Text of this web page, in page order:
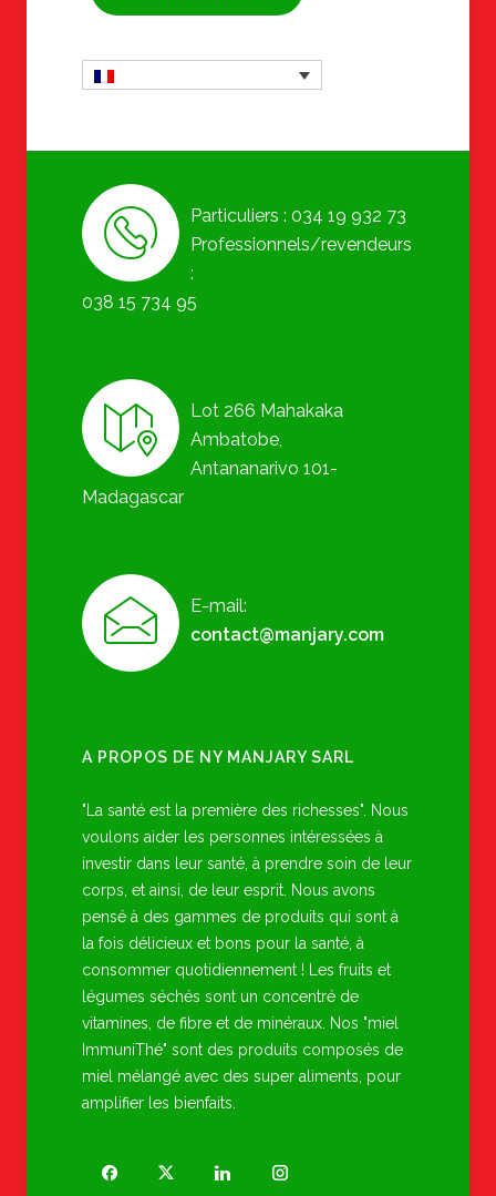
Particuliers : 034 19 932 73
Professionnels/revendeurs
:
038 15 734 95
Lot 266 Mahakaka
Ambatobe,
Antananarivo 101-
Madagascar
E-mail:
contact@manjary.com
A PROPOS DE NY MANJARY SARL
"La santé est la première des richesses". Nous
voulons aider les personnes intéressées à
investir dans leur santé, à prendre soin de leur
corps, et ainsi, de leur esprit. Nous avons
pensé à des gammes de produits qui sont à
la fois délicieux et bons pour la santé, à
consommer quotidiennement ! Les fruits et
légumes séchés sont un concentré de
vitamines, de fibre et de minéraux. Nos "miel
ImmuniThé" sont des produits composés de
miel mélangé avec des super aliments, pour
amplifier les bienfaits.